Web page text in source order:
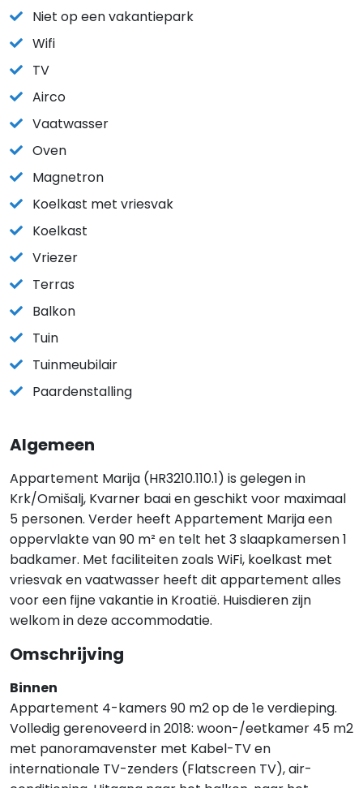
Niet op een vakantiepark
Wifi
TV
Airco
Vaatwasser
Oven
Magnetron
Koelkast met vriesvak
Koelkast
Vriezer
Terras
Balkon
Tuin
Tuinmeubilair
Paardenstalling
Algemeen
Appartement Marija (HR3210.110.1) is gelegen in
Krk/Omišalj, Kvarner baai en geschikt voor maximaal
5 personen. Verder heeft Appartement Marija een
oppervlakte van 90 m² en telt het 3 slaapkamersen 1
badkamer. Met faciliteiten zoals WiFi, koelkast met
vriesvak en vaatwasser heeft dit appartement alles
voor een fijne vakantie in Kroatië. Huisdieren zijn
welkom in deze accommodatie.
Omschrijving
Binnen
Appartement 4-kamers 90 m2 op de 1e verdieping.
Volledig gerenoveerd in 2018: woon-/eetkamer 45 m2
met panoramavenster met Kabel-TV en
internationale TV-zenders (Flatscreen TV), air-